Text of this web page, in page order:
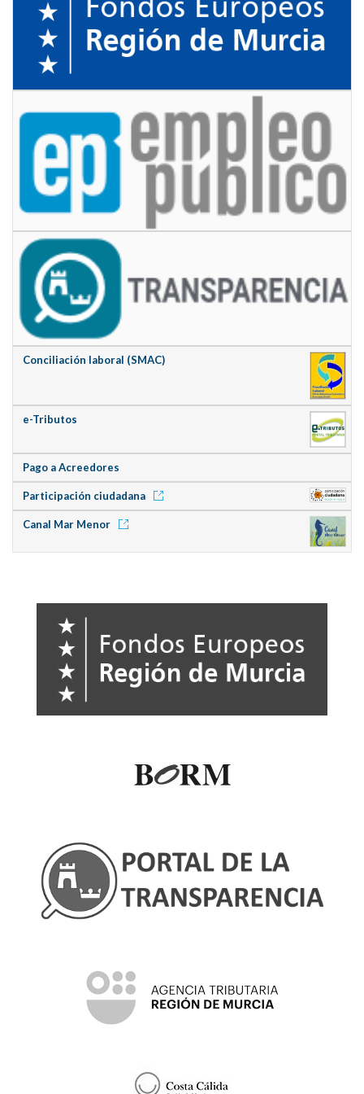
Conciliación laboral (SMAC)
e-Tributos
Pago a Acreedores
Participación ciudadana
Canal Mar Menor